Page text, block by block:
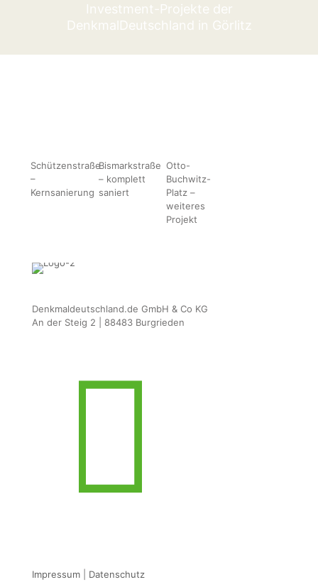
Investment-Projekte der
DenkmalDeutschland in Görlitz
Schützenstraße
–
Kernsanierung
Bismarkstraße
– komplett
saniert
Otto-
Buchwitz-
Platz –
weiteres
Projekt
Denkmaldeutschland.de GmbH & Co KG
An der Steig 2 | 88483 Burgrieden
Impressum Datenschutz